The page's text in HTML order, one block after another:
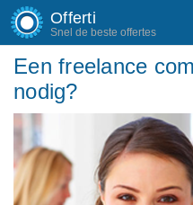
Offerti
Snel de beste offertes
Een freelance
nodig?